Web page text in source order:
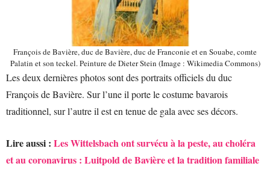
François de Bavière, duc de Bavière, duc de Franconie et en Souabe, comte
Palatin et son teckel. Peinture de Dieter Stein (Image : Wikimedia Commons)
Les deux dernières photos sont des portraits officiels du duc
François de Bavière. Sur l’une il porte le costume bavarois
traditionnel, sur l’autre il est en tenue de gala avec ses décors.
Lire aussi : Les Wittelsbach ont survécu à la peste, au choléra
et au coronavirus : Luitpold de Bavière et la tradition familiale